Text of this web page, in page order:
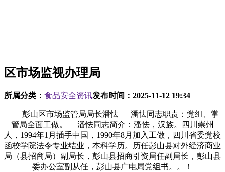
区市场监视办理局
所属分类： 食品安全资讯发布时间： 2025-11-12 19:34
彭山区市场监管局局长潘怯 潘怯同志职责：党组、掌
管局全面工做。 潘怯同志简介：潘怯，汉族。四川崇州
人，1994年1月插手中国，1990年8月加入工做，四川省委党校
函校学院法令专业结业，本科学历。历任彭山县对外经济商业
局（县招商局）副局长，彭山县招商引资局任副局长，彭山县
委办公室副从任，彭山县广电局党组书。。！